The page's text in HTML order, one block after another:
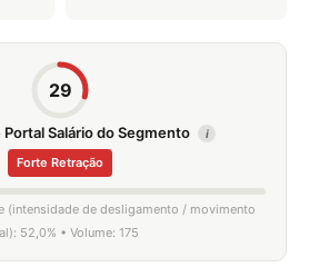
29
Portal Salário do Segmento i
Forte Retração
(intensidade de desligamento / movimento
52,0% • Volume: 175